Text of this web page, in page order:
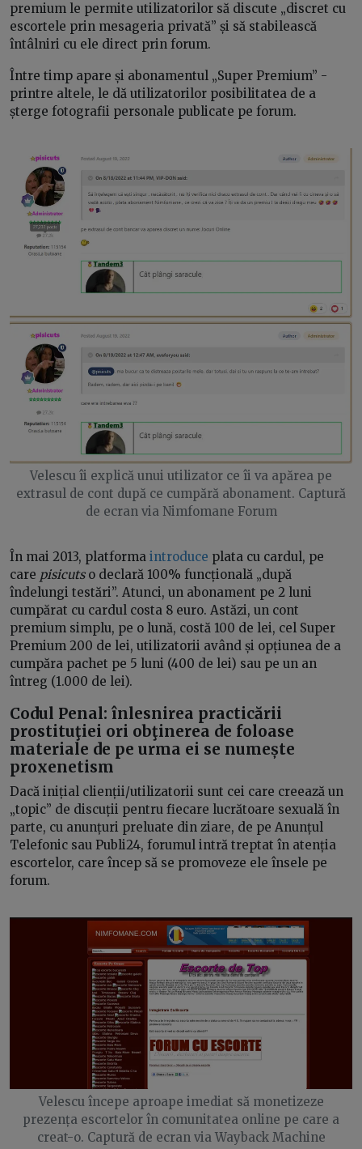
premium le permite utilizatorilor să discute „discret cu
escortele prin mesageria privată” și să stabilească
întâlniri cu ele direct prin forum.
Între timp apare și abonamentul „Super Premium” -
printre altele, le dă utilizatorilor posibilitatea de a
șterge fotografii personale publicate pe forum.
Velescu îi explică unui utilizator ce îi va apărea pe
extrasul de cont după ce cumpără abonament. Captură
de ecran via Nimfomane Forum
În mai 2013, platforma introduce plata cu cardul, pe
care pisicutso declară 100% funcțională „după
îndelungi testări”. Atunci, un abonament pe 2 luni
cumpărat cu cardul costa 8 euro. Astăzi, un cont
premium simplu, pe o lună, costă 100 de lei, cel Super
Premium 200 de lei, utilizatorii având și opțiunea de a
cumpăra pachet pe 5 luni (400 de lei) sau pe un an
întreg (1.000 de lei).
Codul Penal: înlesnirea practicării
prostituţiei ori obţinerea de foloase
materiale de pe urma ei se numește
proxenetism
Dacă inițial clienții/utilizatorii sunt cei care creează un
„topic” de discuții pentru fiecare lucrătoare sexuală în
parte, cu anunțuri preluate din ziare, de pe Anunțul
Telefonic sau Publi24, forumul intră treptat în atenția
escortelor, care încep să se promoveze ele însele pe
forum.
Velescu începe aproape imediat să monetizeze
prezența escortelor în comunitatea online pe care a
creat-o. Captură de ecran via Wayback Machine